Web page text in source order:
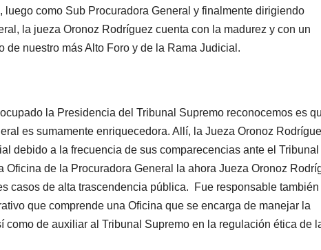
como Sub Procuradora General y finalmente dirigiendo
la jueza Oronoz Rodríguez cuenta con la madurez y con un
nuestro más Alto Foro y de la Rama Judicial.
la Presidencia del Tribunal Supremo reconocemos es
es sumamente enriquecedora. Allí, la Jueza Oronoz
debido a la frecuencia de sus comparecencias ante el Tribunal
de la Procuradora General la ahora Jueza Oronoz
casos de alta trascendencia pública. Fue responsable
que comprende una Oficina que se encarga de manejar la
de auxiliar al Tribunal Supremo en la regulación ética de